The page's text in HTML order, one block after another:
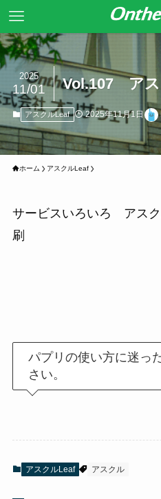
Vol.107 ア
2025
11/01
アスクルLeaf 2025年11月1日
ホーム アスクルLeaf
サービスいろいろ アス
刷
パプリの使い方に迷っ
さい。
アスクルLeaf アスクル